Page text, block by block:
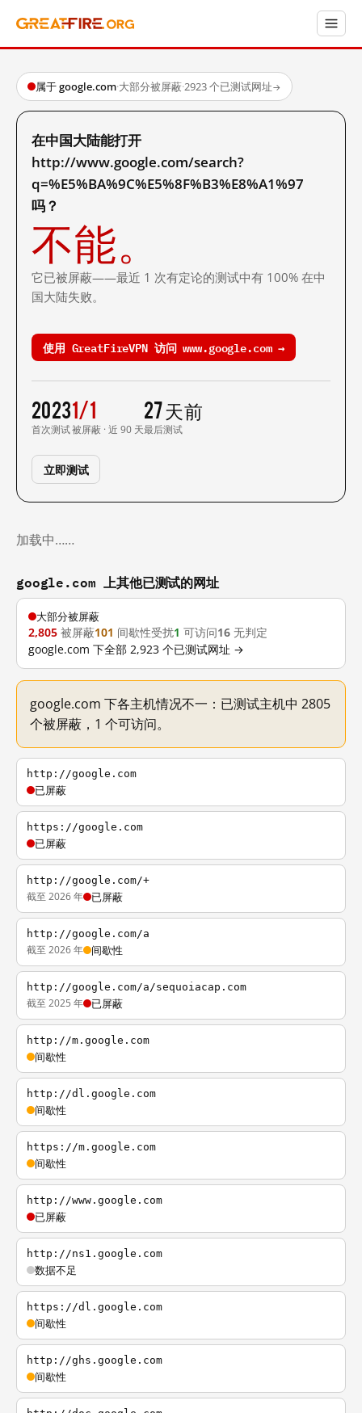
属于 google.com·大部分被屏蔽·2923 个已测试网址→
在中国大陆能打开
http://www.google.com/search?
q=%E5%BA%9C%E5%8F%B3%E8%A1%97
吗？
不能。
它已被屏蔽——最近 1 次有定论的测试中有 100% 在中
国大陆失败。
使用 GreatFireVPN 访问 www.google.com →
2023
首次测试
1/1
被屏蔽 · 近 90 天
27 天前
最后测试
立即测试
加载中……
google.com 上其他已测试的网址
大部分被屏蔽
2,805 被屏蔽101 间歇性受扰1 可访问16 无判定
google.com 下全部 2,923 个已测试网址 →
google.com 下各主机情况不一：已测试主机中 2805
个被屏蔽，1 个可访问。
http://google.com
已屏蔽
https://google.com
已屏蔽
http://google.com/+
截至 2026 年 已屏蔽
http://google.com/a
截至 2026 年 间歇性
http://google.com/a/sequoiacap.com
截至 2025 年 已屏蔽
http://m.google.com
间歇性
http://dl.google.com
间歇性
https://m.google.com
间歇性
http://www.google.com
已屏蔽
http://ns1.google.com
数据不足
https://dl.google.com
间歇性
http://ghs.google.com
间歇性